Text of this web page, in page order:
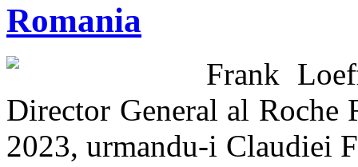
Romania
Frank
Director General al Roche
2023, urmandu-i Claudiei